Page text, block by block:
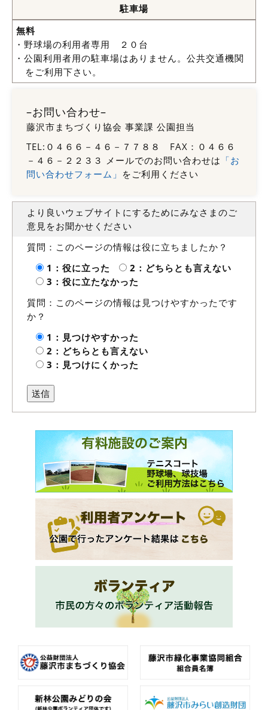
駐車場
無料
・野球場の利用者専用 ２０台
・公園利用者用の駐車場はありません。公共交通機関
をご利用下さい。
–お問い合わせ–
藤沢市まちづくり協会 事業課 公園担当
TEL:０４６６－４６－７７８８ FAX：０４６６
－４６－２２３３ メールでのお問い合わせは 「お
問い合わせフォーム」 をご利用ください
より良いウェブサイトにするためにみなさまのご
意見をお聞かせください
質問：このページの情報は役に立ちましたか？
1：役に立った
2：どちらとも言えない
3：役に立たなかった
質問：このページの情報は見つけやすかったです
か？
1：見つけやすかった
2：どちらとも言えない
3：見つけにくかった